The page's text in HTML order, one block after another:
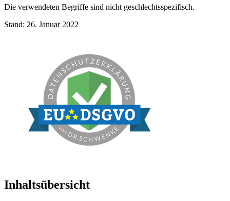
Die verwendeten Begriffe sind nicht geschlechtsspezifisch.
Stand: 26. Januar 2022
Inhaltsübersicht